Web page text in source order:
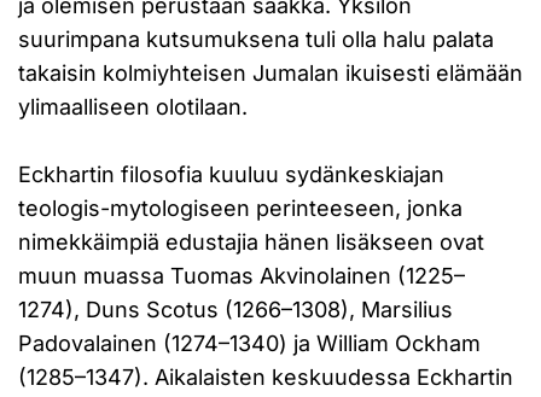
ja olemisen perustaan saakka. Yksilön
suurimpana kutsumuksena tuli olla halu palata
takaisin kolmiyhteisen Jumalan ikuisesti elämään
ylimaalliseen olotilaan.
Eckhartin filosofia kuuluu sydänkeskiajan
teologis-mytologiseen perinteeseen, jonka
nimekkäimpiä edustajia hänen lisäkseen ovat
muun muassa Tuomas Akvinolainen (1225–
1274), Duns Scotus (1266–1308), Marsilius
Padovalainen (1274–1340) ja William Ockham
(1285–1347). Aikalaisten keskuudessa Eckhartin